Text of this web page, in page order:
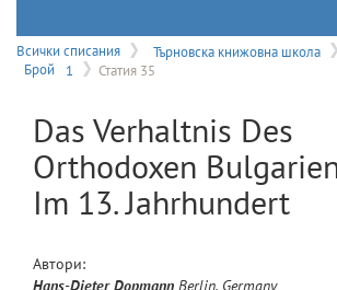
Всички списания Търновска книжовна школа
Брой
1 Статия 35
Das Verhaltnis Des
Orthodoxen
Im 13. Jahrhundert
Автори:
Hans-Dieter Dopmann Berlin, Germany